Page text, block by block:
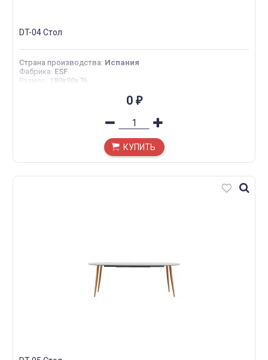
DT-04 Стол
Страна производства: Испания
Фабрика: ESF
Размер : 180x90x76
0 ₽
КУПИТЬ